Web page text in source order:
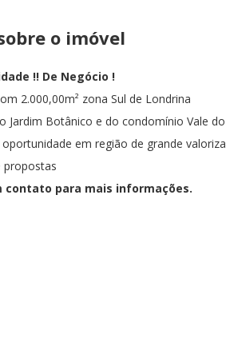
o imóvel
!! De Negócio !
2.000,00m² zona Sul de Londrina
Jardim Botânico e do condomínio Vale
oportunidade em região de grande
propostas
contato para mais informações.